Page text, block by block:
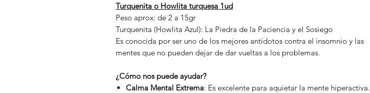
Turquenita o Howlita turquesa 1ud
Peso aprox: de 2 a 15gr
Turquenita (Howlita Azul): La Piedra de la Paciencia y el Sosiego
Es conocida por ser uno de los mejores antídotos contra el insomnio y las
mentes que no pueden dejar de dar vueltas a los problemas.
¿Cómo nos puede ayudar?
Calma Mental Extrema: Es excelente para aquietar la mente hiperactiva.